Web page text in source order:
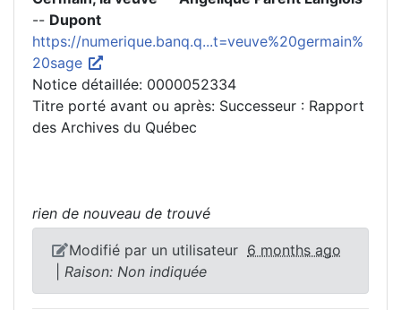
-- Dupont
https://numerique.banq.q...t=veuve%20germain%
20sage
Notice détaillée: 0000052334
Titre porté avant ou après: Successeur : Rapport
des Archives du Québec
rien de nouveau de trouvé
Modifié par un utilisateur 6 months ago
Raison: Non indiquée